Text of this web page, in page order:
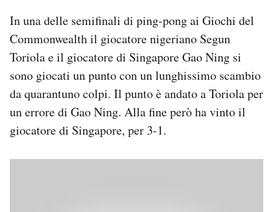
SHOP
CALENDARIO
AREA PERSONALE
In una delle semifinali di ping-pong ai Giochi del
Commonwealth il giocatore nigeriano Segun
Toriola e il giocatore di Singapore Gao Ning si
sono giocati un punto con un lunghissimo scambio
da quarantuno colpi. Il punto è andato a Toriola per
un errore di Gao Ning. Alla fine però ha vinto il
giocatore di Singapore, per 3-1.